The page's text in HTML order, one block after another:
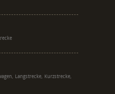
Langstrecke, Kurzstrecke,